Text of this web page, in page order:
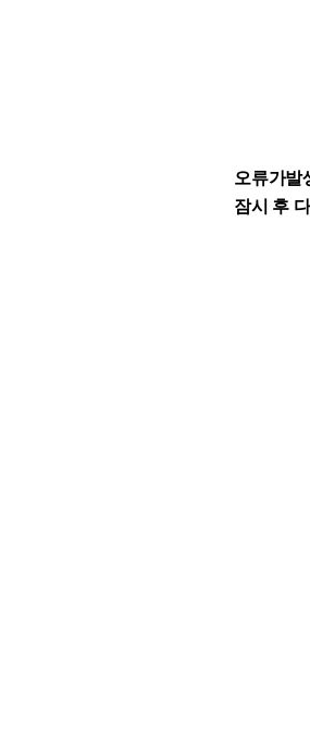
오류가발
잠시 후